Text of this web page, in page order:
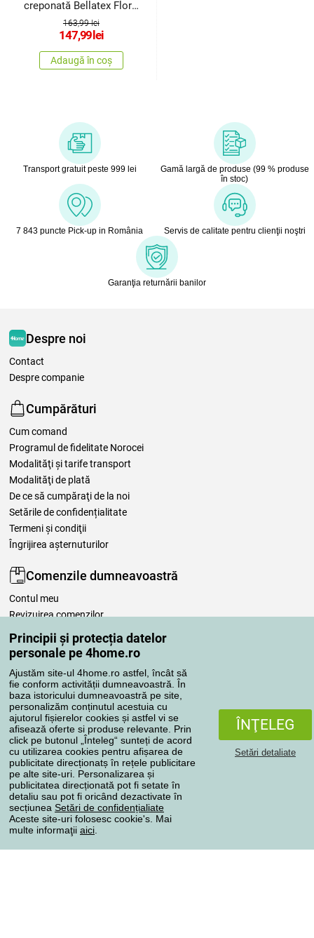
Principii și protecția datelor
personale pe 4home.ro
Ajustăm site-ul 4home.ro astfel, încât să
fie conform activității dumneavoastră. În
baza istoricului dumneavoastră pe site,
personalizăm conținutul acestuia cu
ajutorul fișierelor cookies și astfel vi se
afisează oferte si produse relevante. Prin
click pe butonul „Înteleg“ sunteți de acord
cu utilizarea cookies pentru afișarea de
publicitate direcționatș în rețele publicitare
pe alte site-uri. Personalizarea și
publicitatea direcționată pot fi setate în
detaliu sau pot fi oricând dezactivate în
secțiunea Setări de confidențialiate
Aceste site-uri folosesc cookie's. Mai
multe informaţii aici
ÎNŢELEG
Setări detaliate
creponată Bellatex Flori
gri, alb,140 x 200 cm, 70
x 90 cm
163,99 lei
147,99lei
Adaugă în coș
Transport gratuit peste 999 lei
Gamă largă de produse (99 % produse
în stoc)
7 843 puncte Pick-up in România Servis de calitate pentru clienţii noştri
Garanţia returnării banilor
Despre noi
Contact
Despre companie
Cumpărături
Cum comand
Programul de fidelitate Norocei
Modalităţi şi tarife transport
Modalităţi de plată
De ce să cumpăraţi de la noi
Setările de confidențialitate
Termeni şi condiţii
Îngrijirea așternuturilor
Comenzile dumneavoastră
Contul meu
Revizuirea comenzilor
Reclamaţii
Retragere de la contract
Regulile de procesare a recenziilor
Metode de transport
Metode de plată
Magazin de încredere